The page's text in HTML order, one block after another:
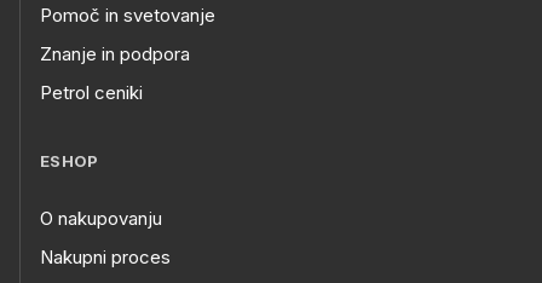
Pomoč in svetovanje
Znanje in podpora
Petrol ceniki
ESHOP
O nakupovanju
Nakupni proces